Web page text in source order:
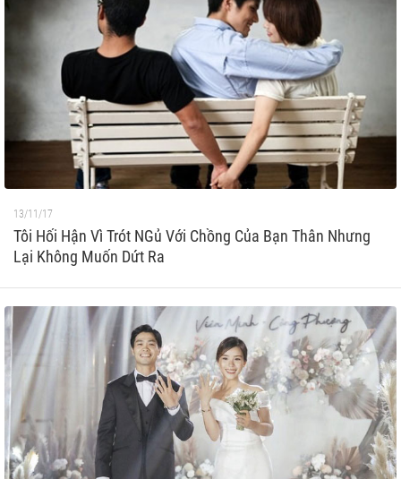
13/11/17
Tôi Hối Hận Vì Trót NGủ Với Chồng Của Bạn Thân Nhưng
Lại Không Muốn Dứt Ra